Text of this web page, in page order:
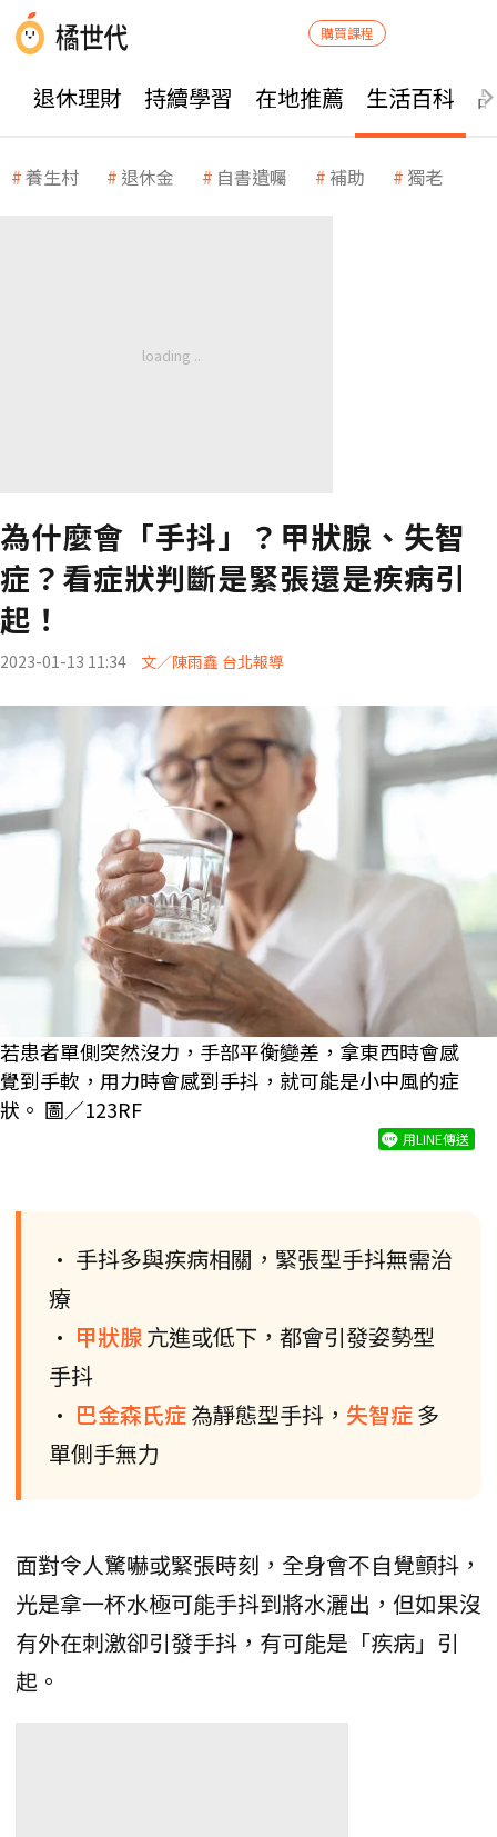
購買課程
退休理財 持續學習 在地推薦 生活百科
養生村 退休金 自書遺囑 補助 獨老
為什麼會「手抖」？甲狀腺、失智
症？看症狀判斷是緊張還是疾病引
起！
2023-01-13 11:34 文／陳雨鑫 台北報導
若患者單側突然沒力，手部平衡變差，拿東西時會感
覺到手軟，用力時會感到手抖，就可能是小中風的症
狀。 圖／123RF
用LINE傳送
• 手抖多與疾病相關，緊張型手抖無需治
療
• 甲狀腺亢進或低下，都會引發姿勢型
手抖
• 巴金森氏症為靜態型手抖， 失智症多
單側手無力
面對令人驚嚇或緊張時刻，全身會不自覺顫抖，
光是拿一杯水極可能手抖到將水灑出，但如果沒
有外在刺激卻引發手抖，有可能是「疾病」引
起。